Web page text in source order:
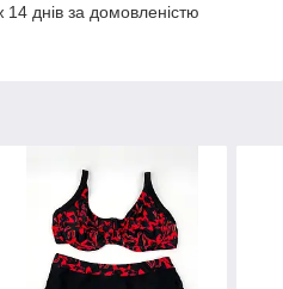
днів за домовленістю